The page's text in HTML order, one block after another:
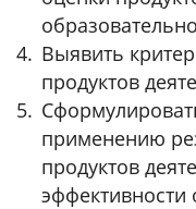
Выявить
продуктов
применению
продуктов
эффективности